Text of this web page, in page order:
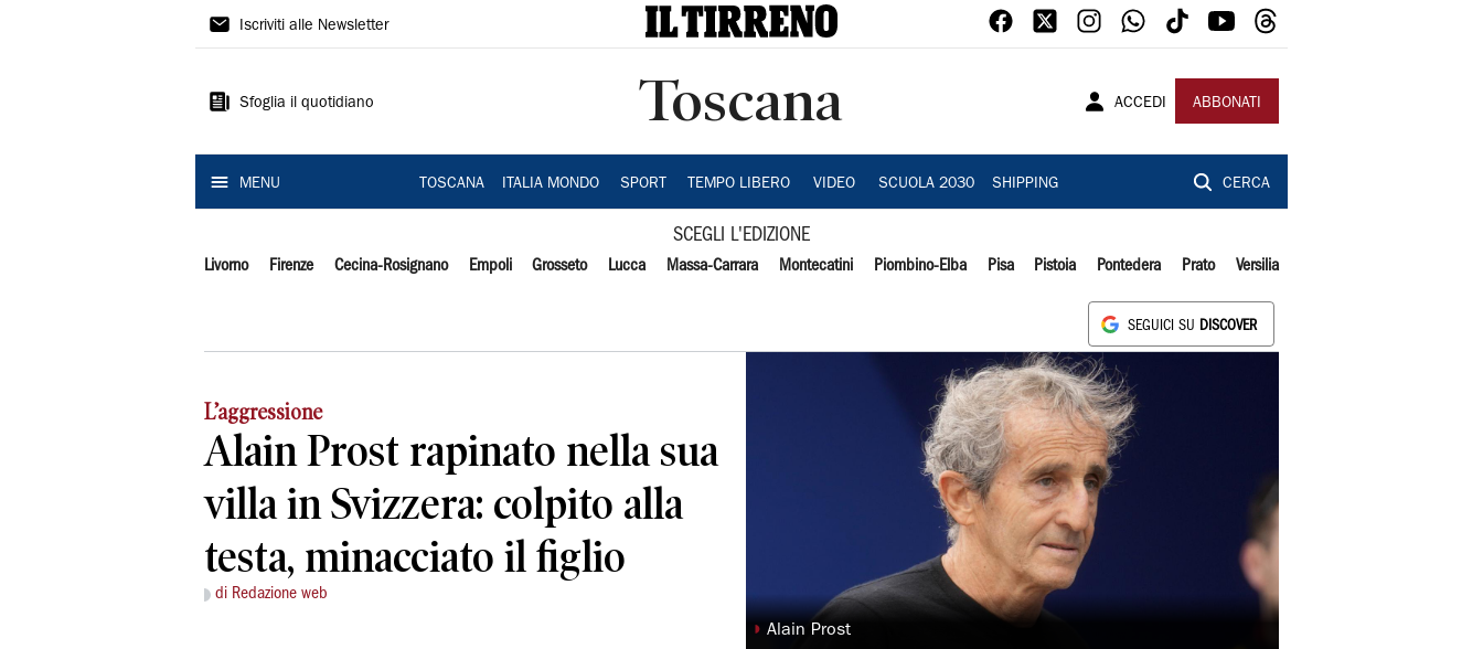
Il
Iscriviti alle Newsletter
Sfoglia il quotidiano Toscana ACCEDI ABBONATI
MENU TOSCANA ITALIA MONDO SPORT TEMPO LIBERO VIDEO SCUOLA 2030 SHIPPING CERCA
SCEGLI L'EDIZIONE
Livorno Firenze Cecina-Rosignano Empoli Grosseto Lucca Massa-Carrara Montecatini Piombino-Elba Pisa Pistoia Pontedera Prato Versilia
SEGUICI SU DISCOVER
L’aggressione
Alain Prost rapinato nella sua
villa in Svizzera: colpito alla
testa, minacciato il figlio
di Redazione web
◗ Alain Prost